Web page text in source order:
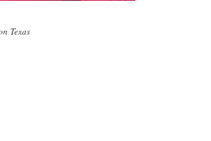
Texas